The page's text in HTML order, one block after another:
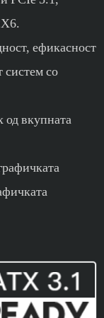
ефикасност
систем со
од вкупната